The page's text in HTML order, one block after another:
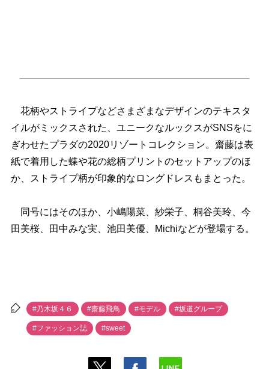
花柄やストライプなどさまざまなデザインのテキスタ
イルがミックスされた、ユニークなルックスがSNSをに
ぎわせたプラダの2020リゾートコレクション。齋藤は表
紙で着用した蝶や花の総柄プリントのセットアップのほ
か、ストライプ柄が印象的なロングドレスもまとった。
同号にはそのほか、小嶋陽菜、紗栄子、桐谷美玲、今
田美桜、田中みな実、池田美優、Michiなどが登場する。
#乃木坂４６ #齋藤飛鳥 #モデル #坂道グループ
#ファッション誌 #sweet